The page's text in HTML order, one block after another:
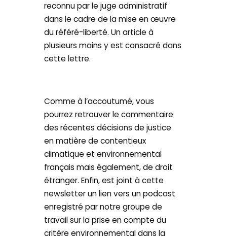
reconnu par le juge administratif
dans le cadre de la mise en œuvre
du référé-liberté. Un article à
plusieurs mains y est consacré dans
cette lettre.
Comme à l’accoutumé, vous
pourrez retrouver le commentaire
des récentes décisions de justice
en matière de contentieux
climatique et environnemental
français mais également, de droit
étranger. Enfin, est joint à cette
newsletter un lien vers un podcast
enregistré par notre groupe de
travail sur la prise en compte du
critère environnemental dans la